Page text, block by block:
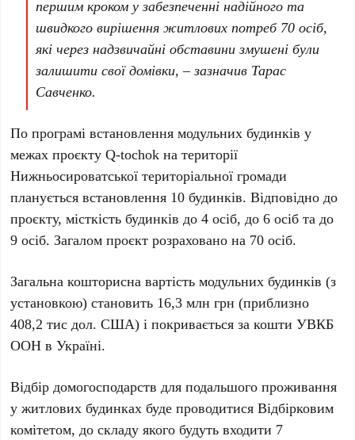
першим кроком у забезпеченні надійного та
швидкого вирішення житлових потреб 70 осіб,
які через надзвичайні обставини змушені були
залишити свої домівки, – зазначив Тарас
Савченко.
По програмі встановлення модульних будинків у
межах проєкту Q-tochok на території
Нижньосироватської територіальної громади
планується встановлення 10 будинків. Відповідно до
проєкту, місткість будинків до 4 осіб, до 6 осіб та до
9 осіб. Загалом проєкт розраховано на 70 осіб.
Загальна кошторисна вартість модульних будинків (з
установкою) становить 16,3 млн грн (приблизно
408,2 тис дол. США) і покривається за кошти УВКБ
ООН в Україні.
Відбір домогосподарств для подальшого проживання
у житлових будинках буде проводитися Відбірковим
комітетом, до складу якого будуть входити 7